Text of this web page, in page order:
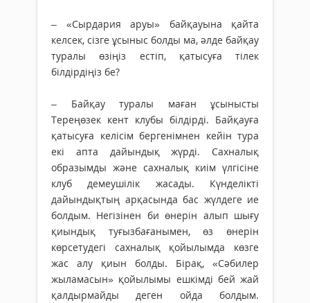
– «Сырдария аруы» байқауына қайта
келсек, сізге ұсыныс болды ма, әлде байқау
туралы өзіңіз естіп, қатысуға тілек
білдірдіңіз бе?
– Байқау туралы маған ұсынысты
Тереңөзек кент клубы білдірді. Байқауға
қатысуға келісім бергенімнен кейін тура
екі апта дайындық жүрді. Сахналық
образымды және сахналық киім үлгісіне
клуб демеушілік жасады. Күнделікті
дайындықтың арқасында бас жүлдеге ие
болдым. Негізінен би өнерін алып шығу
қиындық туғызбағанымен, өз өнерін
көрсетудегі сахналық қойылымда көзге
жас алу қиын болды. Бірақ, «Сәбилер
жыламасын» қойылымы ешкімді бей жай
қалдырмайды деген ойда болдым.